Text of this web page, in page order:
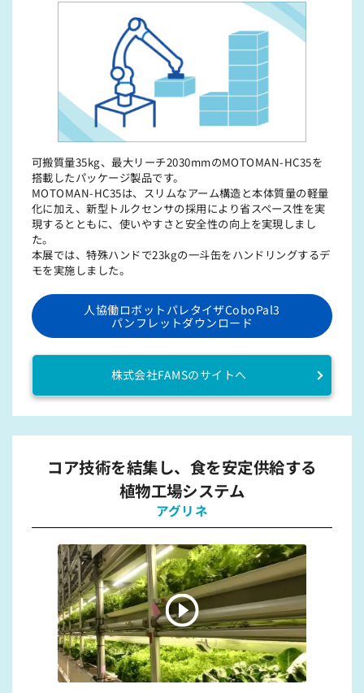
可搬質量35kg、最⼤リーチ2030mmのMOTOMAN-HC35を
搭載したパッケージ製品です。
MOTOMAN-HC35は、スリムなアーム構造と本体質量の軽量
化に加え、新型トルクセンサの採用により省スペース性を実
現するとともに、使いやすさと安全性の向上を実現しまし
た。
本展では、特殊ハンドで23kgの⼀⽃⽸をハンドリングするデ
モを実施しました。
人協働ロボットパレタイザCoboPal3
パンフレットダウンロード
株式会社FAMSのサイトへ
コア技術を結集し、食を安定供給する
植物工場システム
アグリネ